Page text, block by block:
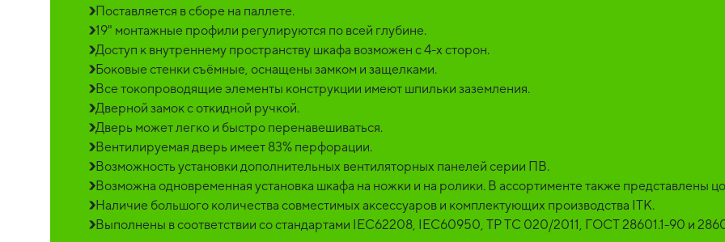
Поставляется в сборе на паллете.
19" монтажные профили регулируются по всей глубине.
Доступ к внутреннему пространству шкафа возможен с 4-х сторон.
Боковые стенки съёмные, оснащены замком и защелками.
Все токопроводящие элементы конструкции имеют шпильки заземления.
Дверной замок с откидной ручкой.
Дверь может легко и быстро перенавешиваться.
Вентилируемая дверь имеет 83% перфорации.
Возможность установки дополнительных вентиляторных панелей серии ПВ.
Возможна одновременная установка шкафа на ножки и на ролики. В ассортименте также представлены
Наличие большого количества совместимых аксессуаров и комплектующих производства ITK.
Выполнены в соответствии со стандартами IEC62208, IEC60950, ТР ТС 020/2011, ГОСТ 28601.1-90 и